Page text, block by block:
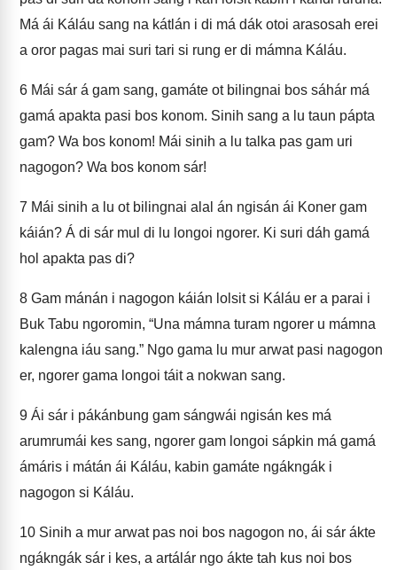
Má ái Káláu sang na kátlán i di má dák otoi arasosah erei
a oror pagas mai suri tari si rung er di mámna Káláu.
6 Mái sár á gam sang, gamáte ot bilingnai bos sáhár má
gamá apakta pasi bos konom. Sinih sang a lu taun pápta
gam? Wa bos konom! Mái sinih a lu talka pas gam uri
nagogon? Wa bos konom sár!
7 Mái sinih a lu ot bilingnai alal án ngisán ái Koner gam
káián? Á di sár mul di lu longoi ngorer. Ki suri dáh gamá
hol apakta pas di?
8 Gam mánán i nagogon káián lolsit si Káláu er a parai i
Buk Tabu ngoromin, “Una mámna turam ngorer u mámna
kalengna iáu sang.” Ngo gama lu mur arwat pasi nagogon
er, ngorer gama longoi táit a nokwan sang.
9 Ái sár i pákánbung gam sángwái ngisán kes má
arumrumái kes sang, ngorer gam longoi sápkin má gamá
ámáris i mátán ái Káláu, kabin gamáte ngákngák i
nagogon si Káláu.
10 Sinih a mur arwat pas noi bos nagogon no, ái sár ákte
ngákngák sár i kes, a artálár ngo ákte tah kus noi bos